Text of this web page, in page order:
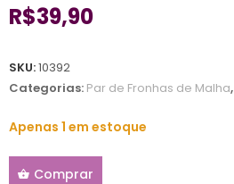
R$39,90
SKU:10392
Categorias: Par de Fronhas de Malha,
Apenas 1 em estoque
Comprar